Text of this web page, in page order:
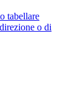
tabellare
o di